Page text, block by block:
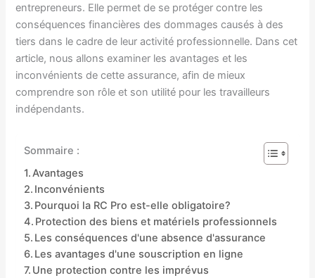
entrepreneurs. Elle permet de se protéger contre les
conséquences financières des dommages causés à des
tiers dans le cadre de leur activité professionnelle. Dans cet
article, nous allons examiner les avantages et les
inconvénients de cette assurance, afin de mieux
comprendre son rôle et son utilité pour les travailleurs
indépendants.
Sommaire :
Avantages
Inconvénients
Pourquoi la RC Pro est-elle obligatoire?
Protection des biens et matériels professionnels
Les conséquences d'une absence d'assurance
Les avantages d'une souscription en ligne
Une protection contre les imprévus